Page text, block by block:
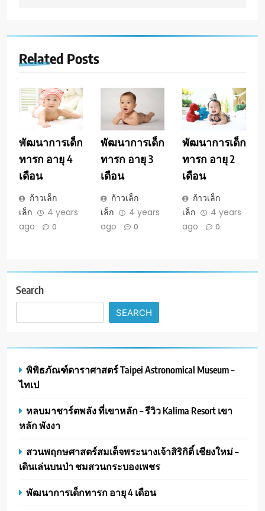
Related Posts
พัฒนาการเด็ก
ทารก อายุ 4
เดือน
ก้าวเล็ก
เล็ก
4 years
ago
0
พัฒนาการเด็ก
ทารก อายุ 3
เดือน
ก้าวเล็ก
เล็ก
4 years
ago
0
พัฒนาการเด็ก
ทารก อายุ 2
เดือน
ก้าวเล็ก
เล็ก
4 years
ago
0
Search
SEARCH
พิพิธภัณฑ์ดาราศาสตร์ Taipei Astronomical Museum –
ไทเป
หลบมาชาร์ตพลัง ที่เขาหลัก – รีวิว Kalima Resort เขา
หลัก พังงา
สวนพฤกษศาสตร์สมเด็จพระนางเจ้าสิริกิติ์ เชียงใหม่ –
เดินเล่นบนป่า ชมสวนกระบองเพชร
พัฒนาการเด็กทารก อายุ 4 เดือน